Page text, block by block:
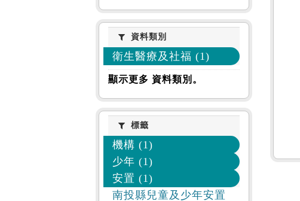
資料類別
資料類別
衛生醫療及社福 (1)
顯示更多 資料類別。
標籤標籤
機構 (1)
少年 (1)
安置 (1)
南投縣兒童及少年安置